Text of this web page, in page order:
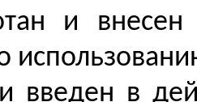
и внесен
введен в